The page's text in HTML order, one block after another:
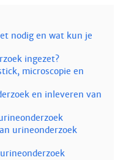
nodig en wat kun je
ingezet?
microscopie en
en inleveren van
urineonderzoek